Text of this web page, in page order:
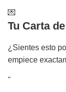
💌
Tu Carta
¿Sientes esto
empiece
"